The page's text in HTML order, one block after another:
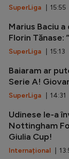
SuperLiga | 15:55
Marius Baciu
Florin Tănase:
SuperLiga | 15:13
Baiaram ar
Serie A!
SuperLiga | 14:31
Udinese le-a
Nottingham
Giulia Cup!
Internațional |